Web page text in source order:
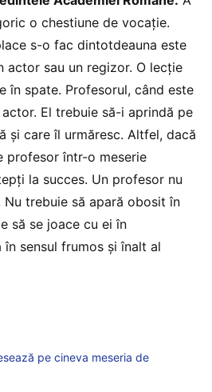
o chestiune de vocație.
s-o fac dintotdeauna este
actor sau un regizor. O lecție
în spate. Profesorul, când este
El trebuie să-i aprindă pe
și care îl urmăresc. Altfel, dacă
profesor într-o meserie
la succes. Un profesor nu
trebuie să apară obosit în
să se joace cu ei în
în sensul frumos și înalt al
pe cineva meseria de